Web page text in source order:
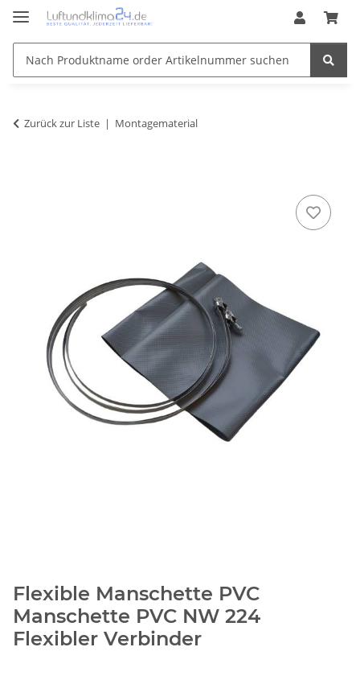
Zurück zur Liste Montagematerial
Flexible Manschette PVC
Manschette PVC NW 224
Flexibler Verbinder